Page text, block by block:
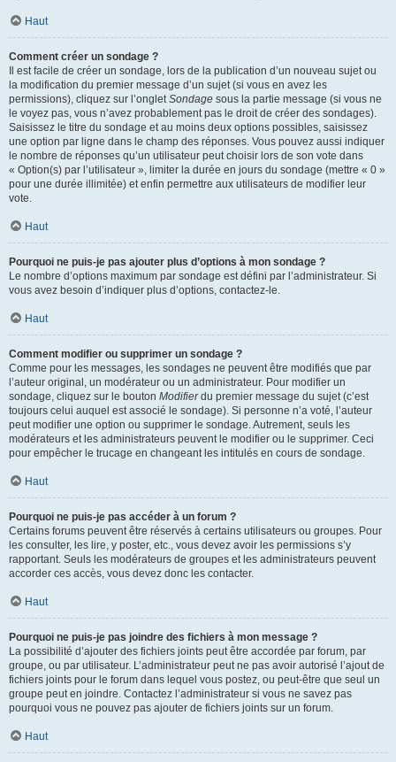
Haut
Comment créer un sondage ?
Il est facile de créer un sondage, lors de la publication d’un nouveau sujet ou
la modification du premier message d’un sujet (si vous en avez les
permissions), cliquez sur l’ongletSondage sous la partie message (si vous ne
le voyez pas, vous n’avez probablement pas le droit de créer des sondages).
Saisissez le titre du sondage et au moins deux options possibles, saisissez
une option par ligne dans le champ des réponses. Vous pouvez aussi indiquer
le nombre de réponses qu’un utilisateur peut choisir lors de son vote dans
« Option(s) par l’utilisateur », limiter la durée en jours du sondage (mettre « 0 »
pour une durée illimitée) et enfin permettre aux utilisateurs de modifier leur
vote.
Haut
Pourquoi ne puis-je pas ajouter plus d’options à mon sondage ?
Le nombre d’options maximum par sondage est défini par l’administrateur. Si
vous avez besoin d’indiquer plus d’options, contactez-le.
Haut
Comment modifier ou supprimer un sondage ?
Comme pour les messages, les sondages ne peuvent être modifiés que par
l’auteur original, un modérateur ou un administrateur. Pour modifier un
sondage, cliquez sur le bouton Modifierdu premier message du sujet (c’est
toujours celui auquel est associé le sondage). Si personne n’a voté, l’auteur
peut modifier une option ou supprimer le sondage. Autrement, seuls les
modérateurs et les administrateurs peuvent le modifier ou le supprimer. Ceci
pour empêcher le trucage en changeant les intitulés en cours de sondage.
Haut
Pourquoi ne puis-je pas accéder à un forum ?
Certains forums peuvent être réservés à certains utilisateurs ou groupes. Pour
les consulter, les lire, y poster, etc., vous devez avoir les permissions s’y
rapportant. Seuls les modérateurs de groupes et les administrateurs peuvent
accorder ces accès, vous devez donc les contacter.
Haut
Pourquoi ne puis-je pas joindre des fichiers à mon message ?
La possibilité d’ajouter des fichiers joints peut être accordée par forum, par
groupe, ou par utilisateur. L’administrateur peut ne pas avoir autorisé l’ajout de
fichiers joints pour le forum dans lequel vous postez, ou peut-être que seul un
groupe peut en joindre. Contactez l’administrateur si vous ne savez pas
pourquoi vous ne pouvez pas ajouter de fichiers joints sur un forum.
Haut